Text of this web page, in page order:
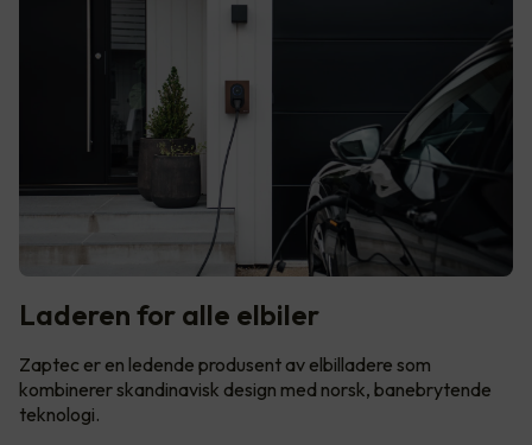
Laderen for alle elbiler
Zaptec er en ledende produsent av elbilladere som
kombinerer skandinavisk design med norsk, banebrytende
teknologi.